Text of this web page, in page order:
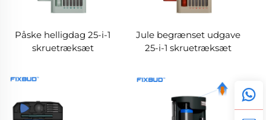
Påske helligdag 25-i-1
skruetræksæt
Jule begrænset udgave
25-i-1 skruetræksæt